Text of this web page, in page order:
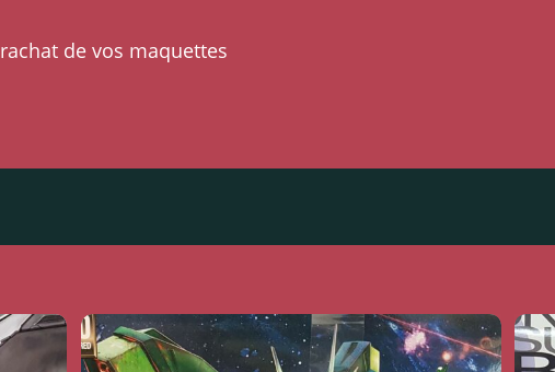
rachat de vos maquettes